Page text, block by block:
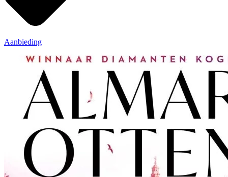
Aanbieding